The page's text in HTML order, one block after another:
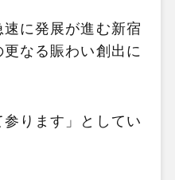
に発展が進む新宿
なる賑わい創出に
ります」としてい